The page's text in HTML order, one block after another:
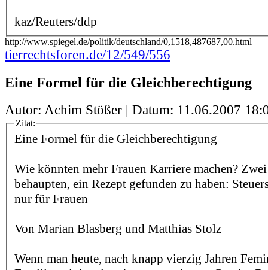
kaz/Reuters/ddp
http://www.spiegel.de/politik/deutschland/0,1518,487687,00.html
tierrechtsforen.de/12/549/556
Eine Formel für die Gleichberechtigung
Autor: Achim Stößer | Datum: 11.06.2007
Zitat:
Eine Formel für die Gleichberechtigung
Wie könnten mehr Frauen Karriere machen?
behaupten, ein Rezept gefunden zu haben:
nur für Frauen
Von Marian Blasberg und Matthias Stolz
Wenn man heute, nach knapp vierzig Jahren